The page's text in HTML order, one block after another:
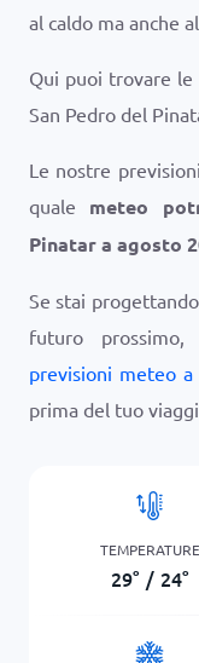
al caldo ma anche
Qui puoi trovare
San Pedro del
Le nostre
quale meteo
Pinatar a agosto
Se stai
futuro
previsioni meteo
prima del tuo
TEMPERATURE
29° / 24°